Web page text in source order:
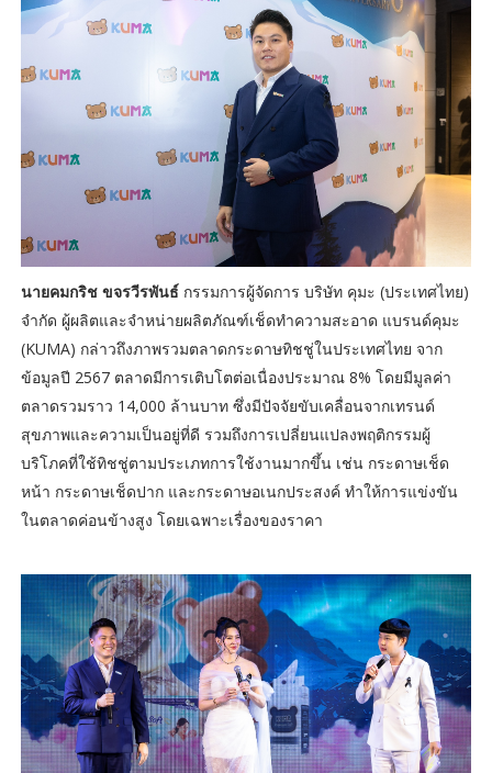
นายคมกริช ขจรวีรพันธ์กรรมการผู้จัดการ บริษัท คุมะ (ประเทศไทย)
จำกัด ผู้ผลิตและจำหน่ายผลิตภัณฑ์เช็ดทำความสะอาด แบรนด์คุมะ
(KUMA) กล่าวถึงภาพรวมตลาดกระดาษทิชชู่ในประเทศไทย จาก
ข้อมูลปี 2567 ตลาดมีการเติบโตต่อเนื่องประมาณ 8% โดยมีมูลค่า
ตลาดรวมราว 14,000 ล้านบาท ซึ่งมีปัจจัยขับเคลื่อนจากเทรนด์
สุขภาพและความเป็นอยู่ที่ดี รวมถึงการเปลี่ยนแปลงพฤติกรรมผู้
บริโภคที่ใช้ทิชชู่ตามประเภทการใช้งานมากขึ้น เช่น กระดาษเช็ด
หน้า กระดาษเช็ดปาก และกระดาษอเนกประสงค์ ทำให้การแข่งขัน
ในตลาดค่อนข้างสูง โดยเฉพาะเรื่องของราคา